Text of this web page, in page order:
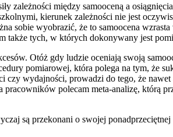
zależności między samooceną a
kierunek zależności nie jest
sobie wyobrazić, że to samoocena
także tych, w których dokonywany jest
Otóż gdy ludzie oceniają swoją
pomiarowej, która polega na tym, że
wydajności, prowadzi do tego, że nawet
polecam meta-analizę, którą
są przekonani o swojej